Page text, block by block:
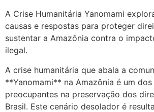
A Crise Humanitária Yanomami
causas e respostas para proteger
sustentar a Amazônia contra o
ilegal.
A crise humanitária que abala a
**Yanomami** na Amazônia é um
preocupantes na preservação dos
Brasil. Este cenário desolador é